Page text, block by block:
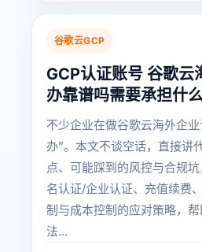
谷歌云GCP
GCP认证账号 谷歌云
办靠谱吗需要承担什
不少企业在做谷歌云海外企
办”。本文不谈空话，直接讲
点、可能踩到的风控与合规
名认证/企业认证、充值续费
制与成本控制的应对策略，
法...